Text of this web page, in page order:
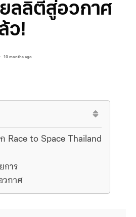
ยลลิตี้สู่อวกาศ
ว!
10 months ago
Race to Space Thailand
การ
วกาศ